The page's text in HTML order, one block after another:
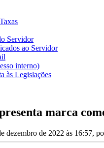
Servidor
ao Servidor
interno)
às Legislações
marca
dezembro de 2022 às 16:57,